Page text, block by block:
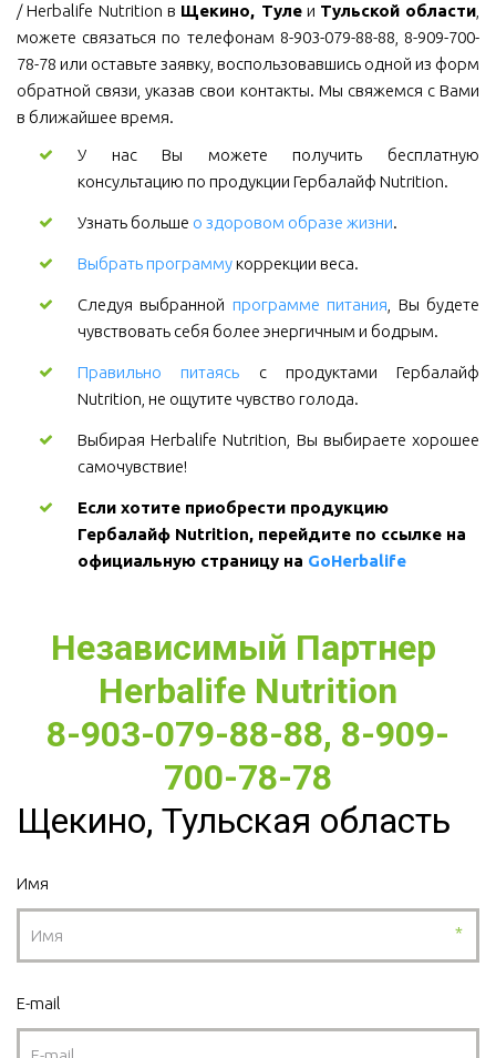
/ Herbalife Nutrition в Щекино, Тулеи Тульской области
можете связаться по телефонам 8-903-079-88-88, 8-909-700-
78-78 или оставьте заявку, воспользовавшись одной из форм
обратной связи, указав свои контакты. Мы свяжемся с Вами
в ближайшее время.
У нас Вы можете получить бесплатную
консультацию по продукции Гербалайф Nutrition.
Узнать больше о здоровом образе жизни.
Выбрать программукоррекции веса.
Следуя выбранной программе питания , Вы будете
чувствовать себя более энергичным и бодрым.
Правильно питаясь с продуктами Гербалайф
Nutrition, не ощутите чувство голода.
Выбирая Herbalife Nutrition, Вы выбираете хорошее
самочувствие!
Если хотите приобрести продукцию
Гербалайф Nutrition, перейдите по ссылке на
официальную страницу на GoHerbalife
Независимый Партнер
Herbalife Nutrition
8-903-079-88-88, 8-909-
700-78-78
Щекино, Тульская область
Имя
*
E-mail